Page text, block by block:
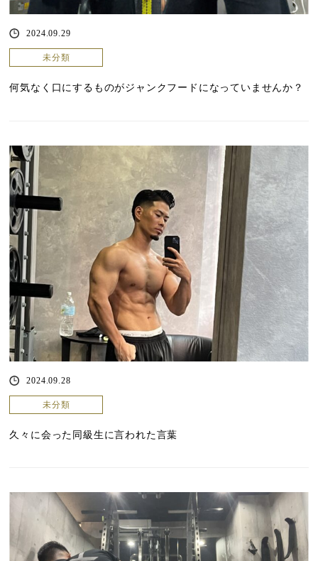
2024.09.29
未分類
何気なく口にするものがジャンクフードになっていませんか？
2024.09.28
未分類
久々に会った同級生に言われた言葉